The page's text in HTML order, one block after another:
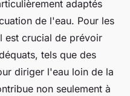
adaptés
de l'eau. Pour les
est crucial de prévoir
tels que des
diriger l'eau loin de la
non seulement à